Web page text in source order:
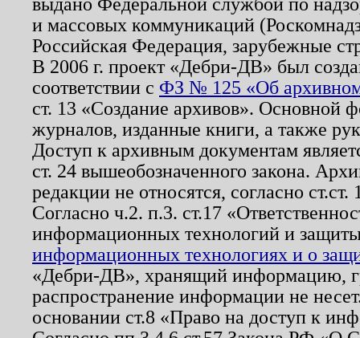
и массовых коммуникаций
Российская Федерация, зарубежные
В 2006 г. проект «Дебри-ДВ» был
соответствии с ФЗ № 125 «Об
ст. 13 «Создание архивов». Основной
журналов, изданные книги, а также
Доступ к архивным документам
ст. 24 вышеобозначенного закона.
редакции не относятся, согласно
Согласно ч.2. п.3. ст.17
информационных технологий и
информационных технологиях и о
«Дебри-ДВ», хранящий информацию,
распространение информации не
основании ст.8 «Право на доступ к